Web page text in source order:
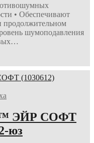
• Обеспечивают
продолжительном
шумоподавления
ЭЙР СОФТ
юз